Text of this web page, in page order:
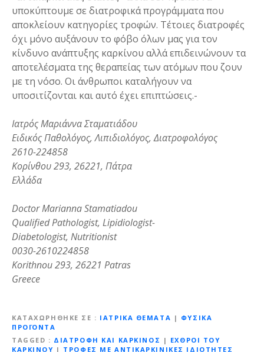
υποκύπτουμε σε διατροφικά προγράμματα που
αποκλείουν κατηγορίες τροφών. Τέτοιες διατροφές
όχι μόνο αυξάνουν το φόβο όλων μας για τον
κίνδυνο ανάπτυξης καρκίνου αλλά επιδεινώνουν τα
αποτελέσματα της θεραπείας των ατόμων που ζουν
με τη νόσο. Οι άνθρωποι καταλήγουν να
υποσιτίζονται και αυτό έχει επιπτώσεις.-
Ιατρός Μαριάννα Σταματιάδου
Ειδικός Παθολόγος, Λιπιδιολόγος, Διατροφολόγος
2610-224858
Κορίνθου 293, 26221, Πάτρα
Ελλάδα
Doctor Marianna Stamatiadou
Qualified Pathologist, Lipidiologist-
Diabetologist, Nutritionist
0030-2610224858
Korithnou 293, 26221 Patras
Greece
ΚΑΤΑΧΩΡΉΘΗΚΕ ΣΕ ΙΑΤΡΙΚΆ ΘΈΜΑΤΑ | ΦΥΣΙΚΆ
ΠΡΟΪΌΝΤΑ
TAGGED
ΔΙΑΤΡΟΦΗ ΚΑΙ ΚΑΡΚΙΝΟΣ | ΕΧΘΡΟΊ ΤΟΥ
ΚΑΡΚΊΝΟΥ | ΤΡΟΦΕΣ ΜΕ ΑΝΤΙΚΑΡΚΙΝΙΚΕΣ ΙΔΙΟΤΗΤΕΣ